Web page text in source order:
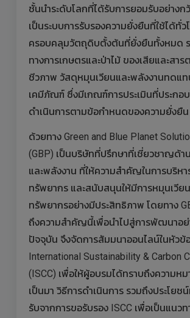
ชั้นนำระดับโลกที่ได้รับการยอมรับอย่างกว้
เป็นระบบการรับรองความยั่งยืนที่ใช้ได้ทั่ว
ครอบคลุมวัตถุดิบตั้งต้นที่ยั่งยืนทั้งหมด
ทางการเกษตรและป่าไม้ ของเสียและสาร
ชีวภาพ วัสดุหมุนเวียนและพลังงานทดแท
เคมีภัณฑ์ ซึ่งมีเกณฑ์การประเมินที่ประกอ
ดำเนินการตามข้อกำหนดของความยั่งยืน
ด้วยทาง Green and Blue Planet
(GBP) เป็นบริษัทที่ปรึกษาที่เชี่ยวชาญด้า
และพลังงาน ที่ให้ความสำคัญในการบริห
ทรัพยากร และสนับสนุนให้มีการหมุนเวีย
ทรัพยากรอย่างมีประสิทธิภาพ โดยทาง
ถึงความสำคัญนี้เพื่อนำไปสู่การพัฒนาอย่
ปัจจุบัน จึงจัดการสัมมนาออนไลน์ในหัวข้
International Sustainability & Carbon
(ISCC) เพื่อให้ผู้อบรมได้ทราบถึงความหม
เป็นมา วิธีการดำเนินการ รวมถึงประโยช
รับจากการขอรับรอง ISCC เพื่อเป็นแนว